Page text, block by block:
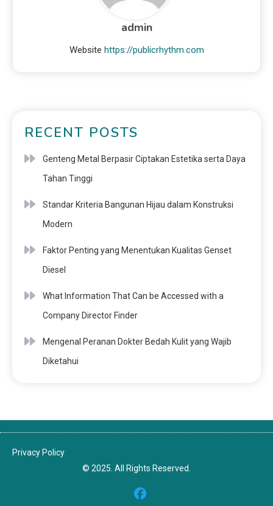
admin
Website https://publicrhythm.com
RECENT POSTS
Genteng Metal Berpasir Ciptakan Estetika serta Daya
Tahan Tinggi
Standar Kriteria Bangunan Hijau dalam Konstruksi
Modern
Faktor Penting yang Menentukan Kualitas Genset
Diesel
What Information That Can be Accessed with a
Company Director Finder
Mengenal Peranan Dokter Bedah Kulit yang Wajib
Diketahui
Privacy Policy